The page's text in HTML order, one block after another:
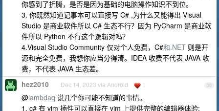
你感到了折腾，是否是因为基础的电脑操作知识不到位。
3. 你既然知道记事本可以直接写 C# ,为什么又能得出 Visual
Studio 是商业软件所以 C# 生态不行？因为 PyCharm 是商业软
件所以 Python 不行这个逻辑对吗？
4.Visual Studio Community 仅对个人免费，C#和.NET 则是开
源和完全免费，我想你应当分得清。IDEA 收费不代表 JAVA 收
费，不代表 JAVA 生态差。
30
hez2010 Dec 14, 2023 via Android 1
@lambdaq 说几个你可能不知道的事情。
1. c# 有 vim 插件可以直接在 vim 上提供完整的编辑器体验: